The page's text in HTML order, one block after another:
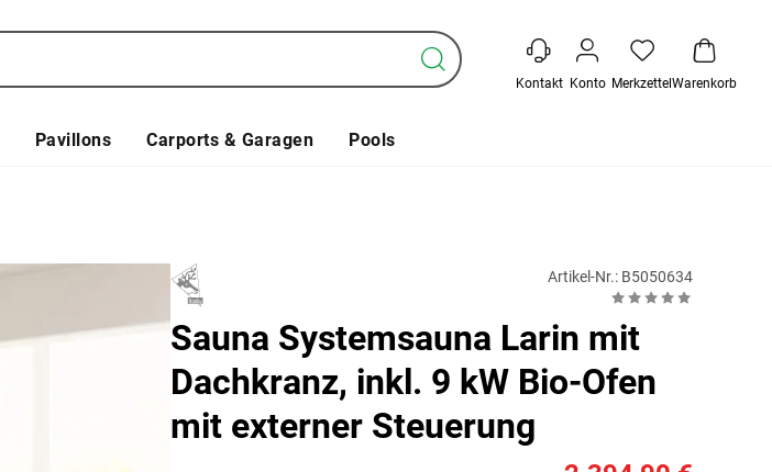
Kontakt Konto Merkzettel Warenkorb
Pavillons Carports & Garagen Pools
Artikel-Nr.: B5050634
Sauna Systemsauna Larin mit
Dachkranz, inkl. 9 kW Bio-Ofen
mit externer Steuerung